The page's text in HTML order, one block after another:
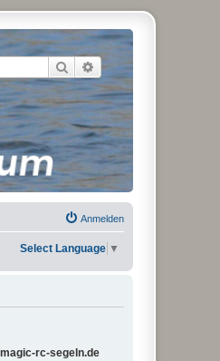
Suche Erweiterte Suche
Anmelden
Select Language ▼
rc-segeln.de